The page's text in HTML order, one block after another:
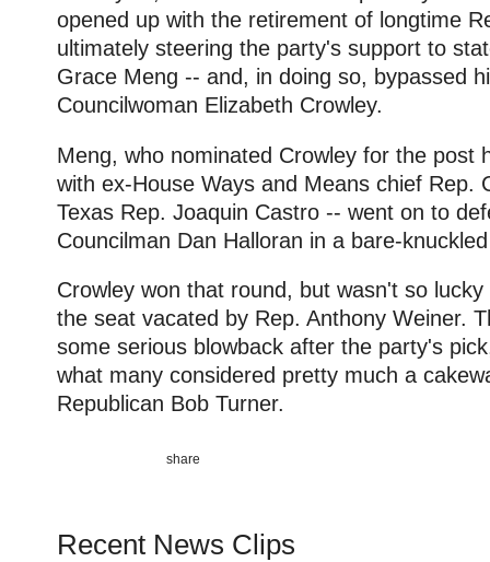
opened up with the retirement of longtime
ultimately steering the party's support to
Grace Meng -- and, in doing so, bypassed
Councilwoman Elizabeth Crowley.
Meng, who nominated Crowley for the post
with ex-House Ways and Means chief Rep.
Texas Rep. Joaquin Castro -- went on to
Councilman Dan Halloran in a bare-
Crowley won that round, but wasn't so
the seat vacated by Rep. Anthony Weiner.
some serious blowback after the party's
what many considered pretty much a
Republican Bob Turner.
Recent News Clips